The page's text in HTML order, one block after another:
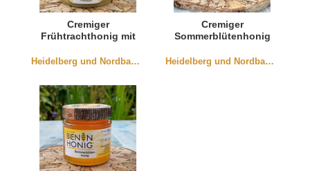
Cremiger
Frühtrachthonig mit
Bischweier
Heidelberg und Nordbaden
Cremiger
Sommerblütenhonig
250g
Heidelberg und Nordbaden